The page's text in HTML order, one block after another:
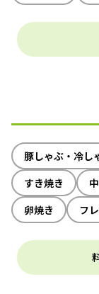
豚しゃぶ・冷し
すき焼き
卵焼き
フ